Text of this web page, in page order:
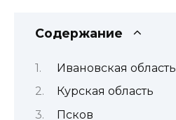
Содержание
Ивановская область
Курская область
Псков